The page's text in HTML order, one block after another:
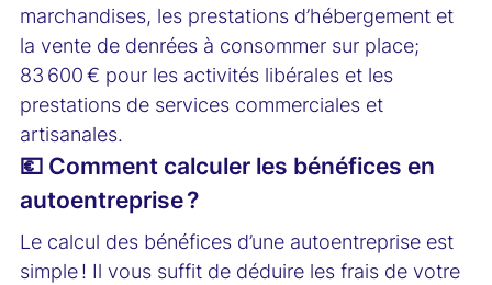
marchandises, les prestations d’hébergement et
la vente de denrées à consommer sur place;
83 600 € pour les activités libérales et les
prestations de services commerciales et
artisanales.
💶 Comment calculer les bénéfices en
autoentreprise ?
Le calcul des bénéfices d’une autoentreprise est
simple ! Il vous suffit de déduire les frais de votre